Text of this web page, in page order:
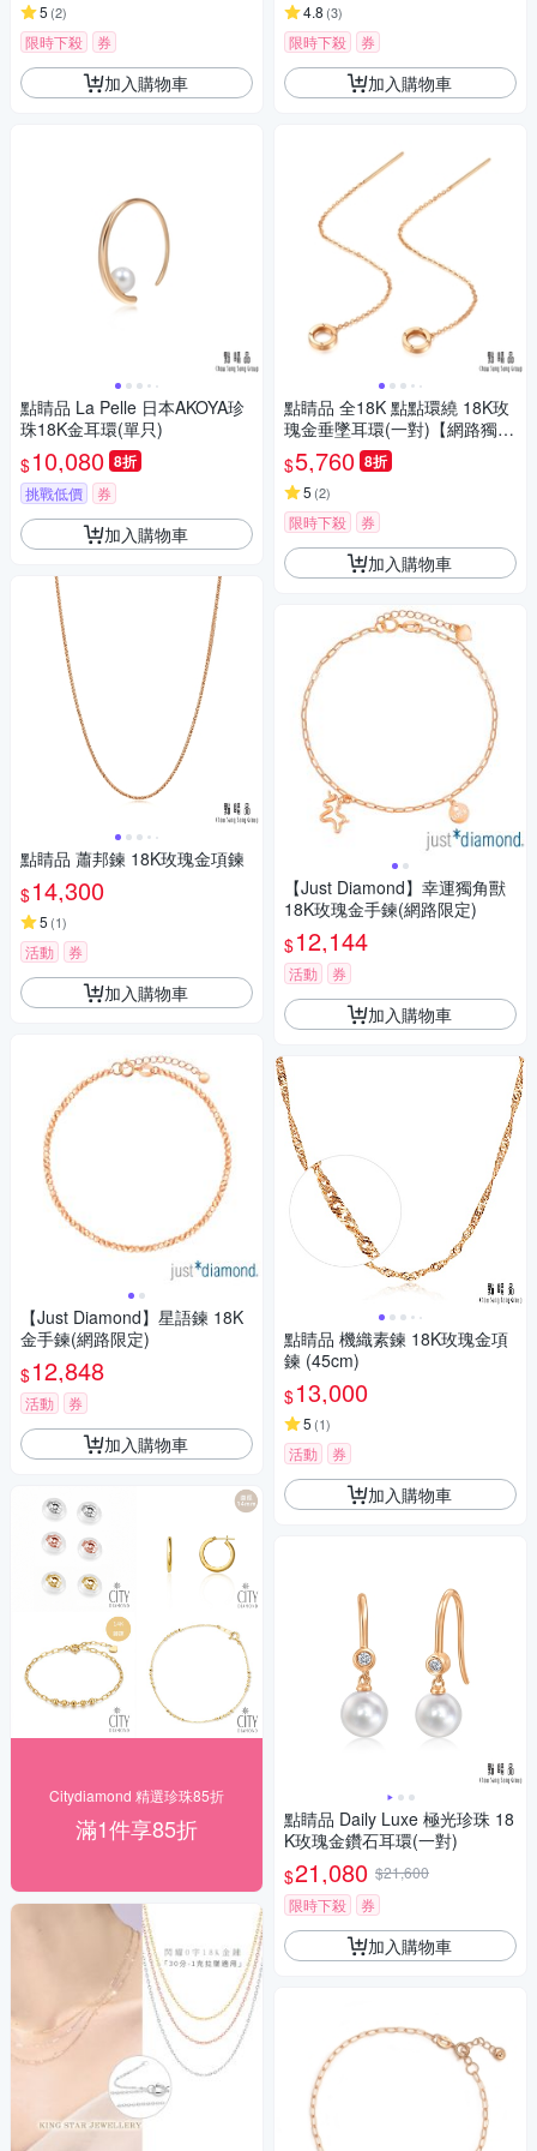
5 (2)
限時下殺 券
加入購物車
點睛品 La Pelle 日本AKOYA珍
珠18K金耳環(單只)
$10,080 8折
挑戰低價 券
加入購物車
點睛品 蕭邦鍊 18K玫瑰金項鍊
$14,300
5 (1)
活動 券
加入購物車
【Just Diamond】星語鍊 18K
金手鍊(網路限定)
$12,848
活動 券
加入購物車
Citydiamond 精選珍珠85折
滿1件享85折
4.8 (3)
限時下殺 券
加入購物車
點睛品 全18K 點點環繞 18K玫
瑰金垂墜耳環(一對)【網路獨家
款】
$5,760 8折
5 (2)
限時下殺 券
加入購物車
【Just Diamond】幸運獨角獸
18K玫瑰金手鍊(網路限定)
$12,144
活動 券
加入購物車
點睛品 機織素鍊 18K玫瑰金項
鍊 (45cm)
$13,000
5 (1)
活動 券
加入購物車
點睛品 Daily Luxe 極光珍珠 18
K玫瑰金鑽石耳環(一對)
$21,080 $21,600
限時下殺
券
加入購物車